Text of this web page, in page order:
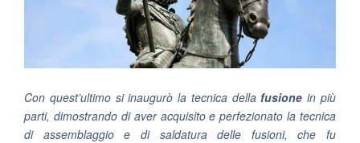
Con quest’ultimo si inaugurò la tecnica della fusione in più
parti, dimostrando di aver acquisito e perfezionato la tecnica
di assemblaggio e di saldatura delle fusioni, che fu